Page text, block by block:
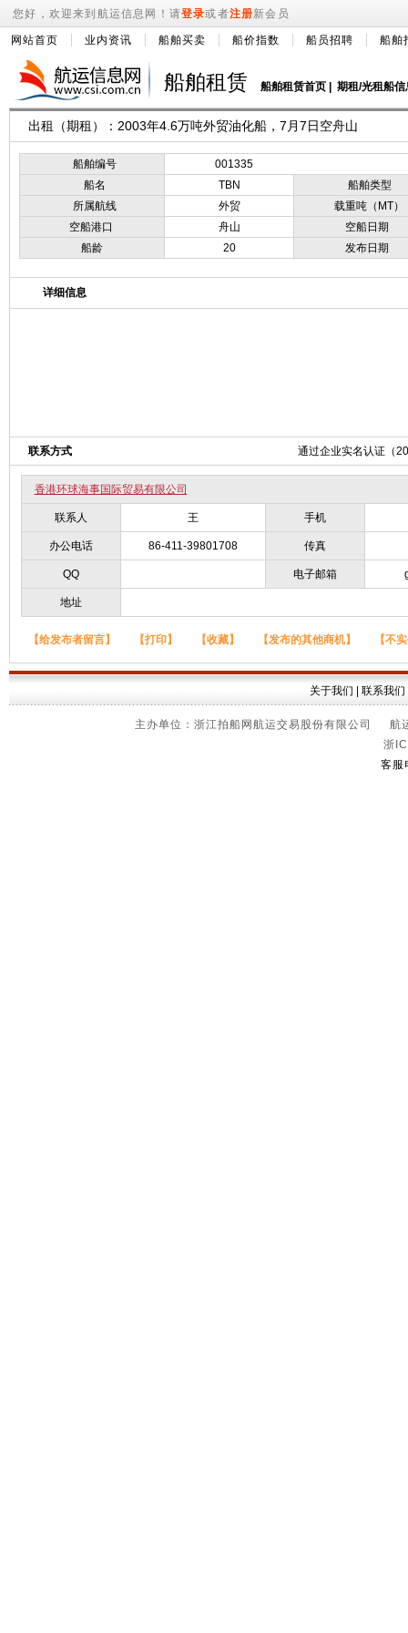
您好，欢迎来到航运信息网！请登录或者注册新会员
网站首页 业内资讯 船舶买卖 船价指数 船员招聘 船舶
船舶租赁 船舶租赁首页 期租/光租船信
出租（期租）：2003年4.6万吨外贸油化船，7月7日空舟山
船舶编号
001335
船名
TBN
船舶类型
所属航线
外贸
载重吨（MT）
空船港口
舟山
空船日期
船龄
20 发布日期
详细信息
联系方式 通过企业实名认证（
香港环球海事国际贸易有限公司
联系人 王 手机
办公电话 86-411-39801708 传真
QQ 电子邮箱
地址
【给发布者留言】 【打印】 【收藏】 【发布的其他商机】 【不
关于我们 联系我们
主办单位：浙江拍船网航运交易股份有限公司
浙
客服